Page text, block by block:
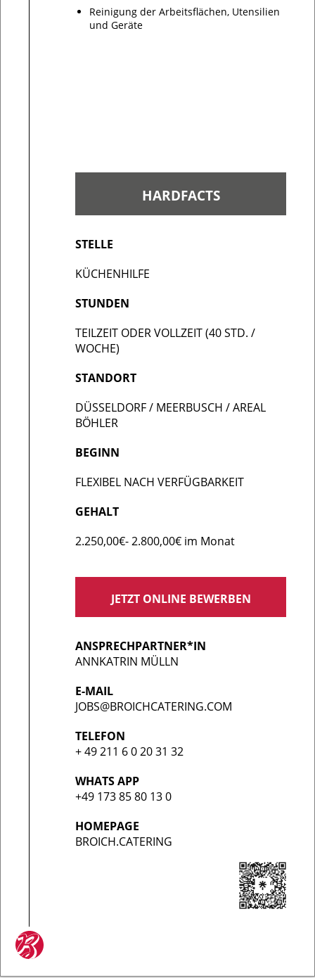
Reinigung der Arbeitsflächen, Utensilien
und Geräte
STELLE
KÜCHENHILFE
STUNDEN
TEILZEIT ODER VOLLZEIT (40 STD. /
WOCHE)
STANDORT
DÜSSELDORF / MEERBUSCH / AREAL
BÖHLER
BEGINN
FLEXIBEL NACH VERFÜGBARKEIT
GEHALT
2.250,00€- 2.800,00€ im Monat
JETZT ONLINE BEWERBEN
ANSPRECHPARTNER*IN
ANNKATRIN MÜLLN
E-MAIL
JOBS@BROICHCATERING.COM
TELEFON
+ 49 211 6 0 20 31 32
WHATS APP
+49 173 85 80 13 0
HOMEPAGE
BROICH.CATERING